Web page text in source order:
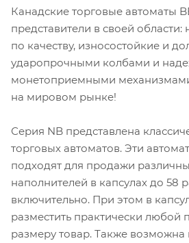
Канадские торговые автоматы
представители в своей
по качеству, износостойкие и
ударопрочными колбами и
монетоприемными
на мировом рынке!
Серия NB представлена
торговых автоматов. Эти
подходят для продажи
наполнителей в капсулах до 58
включительно. При этом в
разместить практически любой
размеру товар. Также